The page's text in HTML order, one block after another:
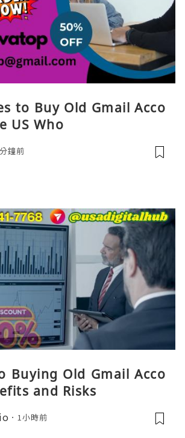
to Buy Old Gmail Acco
US Who
鐘前
Buying Old Gmail Acco
and Risks
1小時前